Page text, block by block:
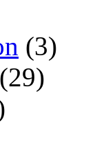
(3)
(29)